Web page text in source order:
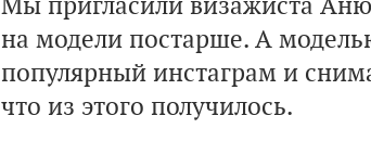
на модели постарше. А
популярный инстаграм и
что из этого получилось.